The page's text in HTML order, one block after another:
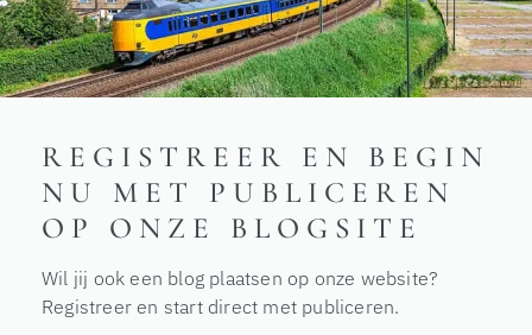
REGISTREER EN BEGIN
NU MET PUBLICEREN
OP ONZE BLOGSITE
Wil jij ook een blog plaatsen op onze website?
Registreer en start direct met publiceren.